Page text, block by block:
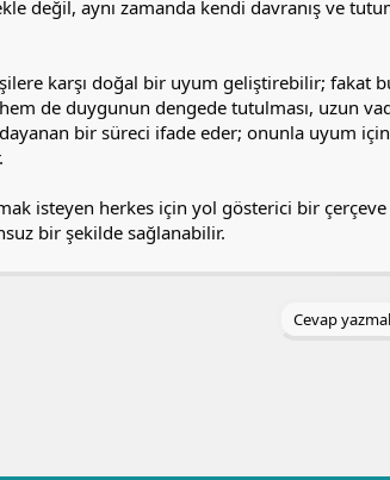
değil, aynı zamanda kendi davranış ve
karşı doğal bir uyum geliştirebilir; fakat
de duygunun dengede tutulması, uzun
dayanan bir süreci ifade eder; onunla uyum
isteyen herkes için yol gösterici bir
bir şekilde sağlanabilir.
Cevap